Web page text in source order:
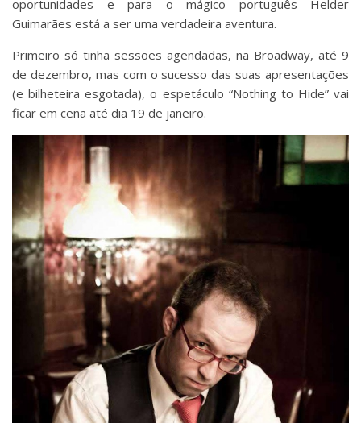
oportunidades e para o mágico português Helder
Guimarães está a ser uma verdadeira aventura.
Primeiro só tinha sessões agendadas, na Broadway, até 9
de dezembro, mas com o sucesso das suas apresentações
(e bilheteira esgotada), o espetáculo “Nothing to Hide” vai
ficar em cena até dia 19 de janeiro.